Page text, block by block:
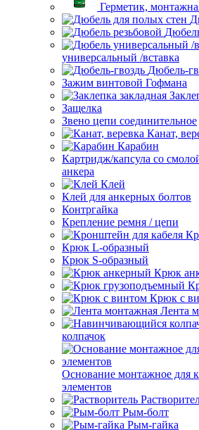
Герметик,
универсальный /вставка
Дюбель-
Зажим винтовой Гофмана
Защелка
Звено цепи соединительное
Канат,
Карабин
Картридж/капсула со
анкера
Клей
Клей для анкерных болтов
Контргайка
Крепление ремня / цепи
Крюк L-образный
Крюк S-образный
Крюк
Крюк с
Лента
колпачок
Основание монтажное для
элементов
Рым-болт
Рым-гайка